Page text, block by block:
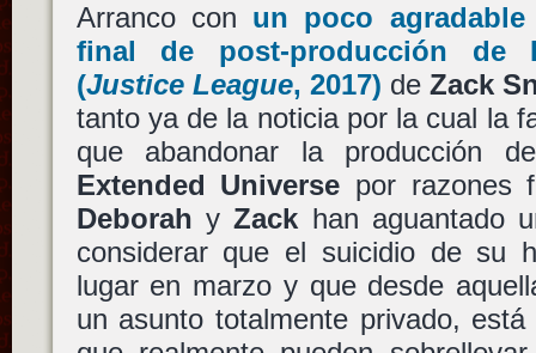
Arranco con un poco
final de post-producción de
(Justice League, 2017) de Zack
tanto ya de la noticia por la cual la
que abandonar la producción
Extended Universe por razones
Deborah yZack han aguantado
considerar que el suicidio de su
lugar en marzo y que desde
un asunto totalmente privado,